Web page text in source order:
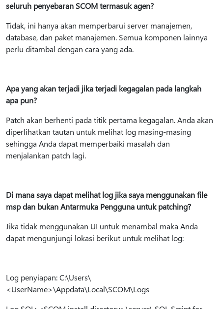
seluruh penyebaran SCOM termasuk agen?
Tidak, ini hanya akan memperbarui server manajemen,
database, dan paket manajemen. Semua komponen lainnya
perlu ditambal dengan cara yang ada.
Apa yang akan terjadi jika terjadi kegagalan pada langkah
apa pun?
Patch akan berhenti pada titik pertama kegagalan. Anda akan
diperlihatkan tautan untuk melihat log masing-masing
sehingga Anda dapat memperbaiki masalah dan
menjalankan patch lagi.
Di mana saya dapat melihat log jika saya menggunakan file
msp dan bukan Antarmuka Pengguna untuk patching?
Jika tidak menggunakan UI untuk menambal maka Anda
dapat mengunjungi lokasi berikut untuk melihat log:
Log penyiapan: C:\Users\
<UserName>\Appdata\Local\SCOM\Logs